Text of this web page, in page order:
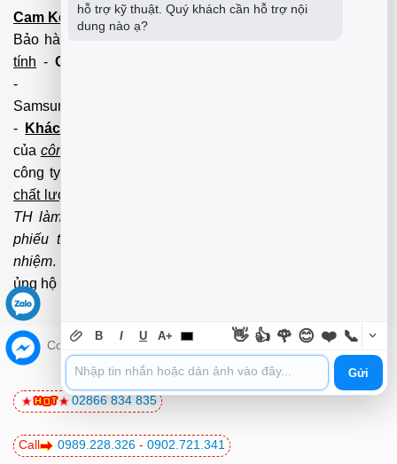
Cam Kết: Dịch vụ sửa máy tínhtới tận nơi trong 60 Phút -
Bảo hành tận tâm - Xuất hóa đơn đỏ đầy đủ
tính - Cài Win Tận Nơi
-
Samsung,Brother,Xeroc,Panasonic): 100 - 180,000 vnđ
-
Khách hàng lưu ý:
của công ty PCI.
công ty không liên hệ và làm việc với cá nhân đảm bảo
chất lượng dịch vụ
TH làm việc với cá nhân không qua tổng đài, không có
phiếu thu của
nhiệm. Trân trọng cảm ơn quý Kh đã và đang tin tưởng
ủng hộ
Call 0989.228.326 - 0902.721.341
02866 834 835
Copyright 2026 © PCI Co.,ltd - Trường Thịnh Group
hỗ trợ kỹ thuật. Quý khách cần hỗ trợ nội
dung nào ạ?
B I U A+ 👋 👍 🌹 😊 ❤️ 📞
Gửi